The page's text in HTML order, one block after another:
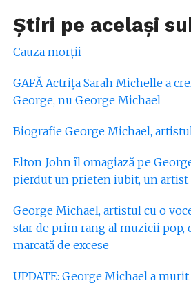
Știri pe același
Cauza morții
GAFĂ Actrița Sarah Michelle a
George, nu George Michael
Biografie George Michael,
Elton John îl omagiază pe
pierdut un prieten iubit, un artist
George Michael, artistul cu o
star de prim rang al muzicii pop,
marcată de excese
UPDATE: George Michael a murit